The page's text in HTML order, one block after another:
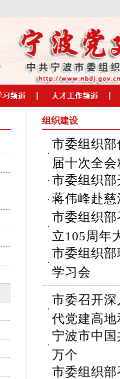
组织建设
市委组织
届十次全会
市委组织
蒋伟峰赴
市委组织
立105周年
市委组织
学习会
市委召开
代党建高
宁波市中
万个
市委组织